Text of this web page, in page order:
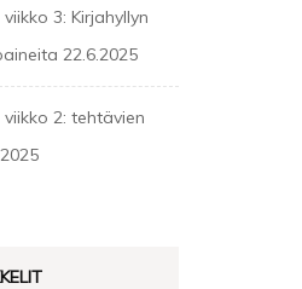
3: Kirjahyllyn
22.6.2025
2: tehtävien